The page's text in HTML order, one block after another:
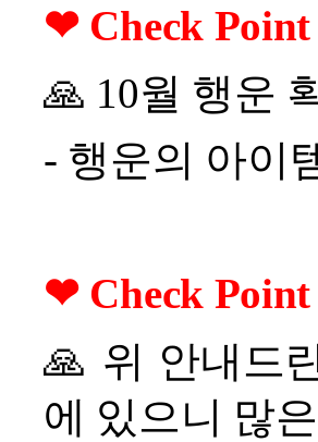
❤Check Point
🙏 10월 행운
- 행운의 아이
❤Check Point
🙏 위 안내드
에 있으니 많